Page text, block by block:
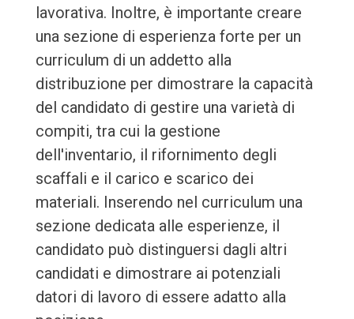
lavorativa. Inoltre, è importante creare
una sezione di esperienza forte per un
curriculum di un addetto alla
distribuzione per dimostrare la capacità
del candidato di gestire una varietà di
compiti, tra cui la gestione
dell'inventario, il rifornimento degli
scaffali e il carico e scarico dei
materiali. Inserendo nel curriculum una
sezione dedicata alle esperienze, il
candidato può distinguersi dagli altri
candidati e dimostrare ai potenziali
datori di lavoro di essere adatto alla